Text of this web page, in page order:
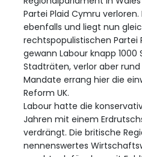
Partei Plaid Cymru
ebenfalls und liegt nun
rechtspopulistischen Partei
gewann Labour knapp
Stadträten, verlor aber rund
Mandate errang hier die
Reform UK.
Labour hatte die
Jahren mit einem
verdrängt. Die britische
nennenswertes